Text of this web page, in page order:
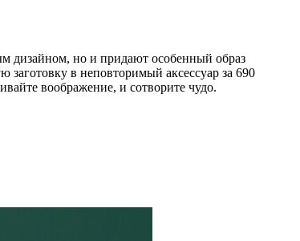
дизайном, но и придают особенный образ
заготовку в неповторимый аксессуар за 690
воображение, и сотворите чудо.